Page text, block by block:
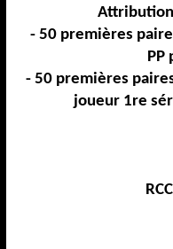
- 50 premières
PP
- 50 premières
joueur 1re